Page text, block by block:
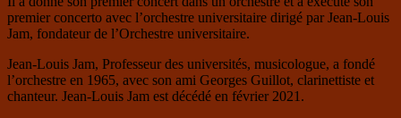
premier concerto avec l’orchestre universitaire dirigé par Jean-Louis
Jam, fondateur de l’Orchestre universitaire.
Jean-Louis Jam, Professeur des universités, musicologue, a fondé
l’orchestre en 1965, avec son ami Georges Guillot, clarinettiste et
chanteur. Jean-Louis Jam est décédé en février 2021.